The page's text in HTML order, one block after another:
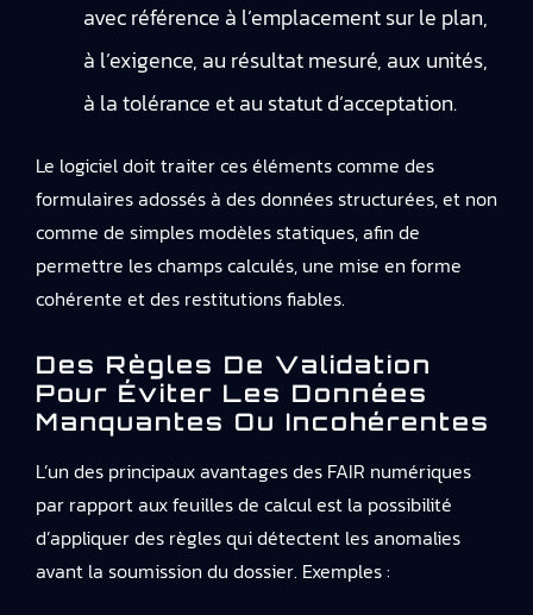
avec référence à l’emplacement sur le plan,
à l’exigence, au résultat mesuré, aux unités,
à la tolérance et au statut d’acceptation.
Le logiciel doit traiter ces éléments comme des
formulaires adossés à des données structurées, et non
comme de simples modèles statiques, afin de
permettre les champs calculés, une mise en forme
cohérente et des restitutions fiables.
Des Règles De Validation
Pour Éviter Les Données
Manquantes Ou Incohérentes
L’un des principaux avantages des FAIR numériques
par rapport aux feuilles de calcul est la possibilité
d’appliquer des règles qui détectent les anomalies
avant la soumission du dossier. Exemples :